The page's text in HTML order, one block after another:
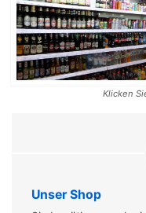
Klicken
Unser Shop